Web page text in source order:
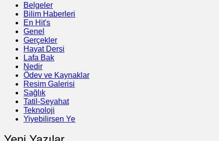
Belgeler
Bilim Haberleri
En Hit's
Genel
Gerçekler
Hayat Dersi
Lafa Bak
Nedir
Ödev ve Kaynaklar
Resim Galerisi
Sağlık
Tatil-Seyahat
Teknoloji
Yiyebilirsen Ye